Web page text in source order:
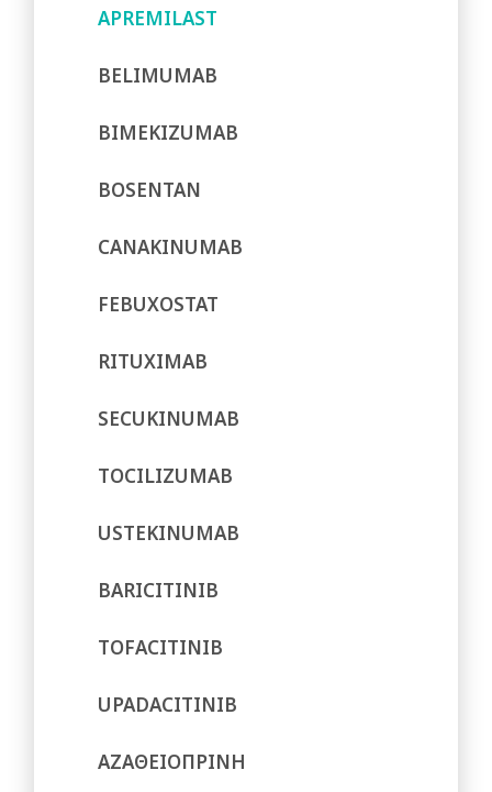
APREMILAST
BELIMUMAB
BIMEKIZUMAB
BOSENTAN
CANAKINUMAB
FEBUXOSTAT
RITUXIMAB
SECUKINUMAB
TOCILIZUMAB
USTEKINUMAB
BARICITINIB
TOFACITINIB
UPADACITINIB
ΑΖΑΘΕΙΟΠΡΙΝΗ